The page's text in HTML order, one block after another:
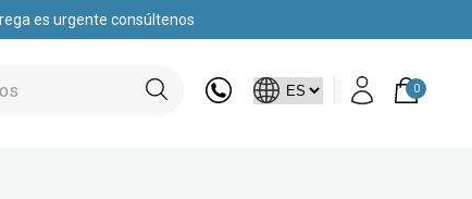
es urgente consúltenos
0